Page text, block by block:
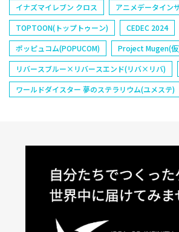
イナズマイレブン クロス
アニメデータイン
TOPTOON(トップトゥーン)
CEDEC 2024
ポッピュコム(POPUCOM)
Project Mugen(
リバースブルー×リバースエンド(リバ×リバ)
ワールドダイスター 夢のステラリウム(ユメステ)